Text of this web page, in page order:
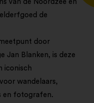
van de Noordzee en
de
door
Jan Blanken, is deze
iconisch
wandelaars,
en fotografen.